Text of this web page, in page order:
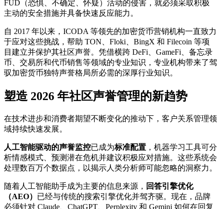
FUD（恐惧、不确定、怀疑）活动的侵害，就必须采取积极
主动的安全措施并具备快速反应能力。
自 2017 年以来，ICODA 等领先的加密货币营销机构一直致力
于应对这些挑战，帮助 TON、Floki、BingX 和 Filecoin 等项
目建立并保护其社区声誉。凭借横跨 DeFi、GameFi、备忘录
币、交易所和代币销售等领域的专业知识，专业机构带来了驾
驭加密货币独特声誉格局所必需的深厚行业知识。
塑造 2026 年社区声誉管理的新趋势
在技术进步和消费者期望不断变化的推动下，客户关系管理领
域持续快速发展。
人工智能驱动的声誉监控已成为标准配置 ，机器学习工具可分
析情感模式、预测潜在危机并建议积极应对措施。这些系统会
处理数百万个数据点，以揭示人类分析师可能忽略的洞察力。
随着人工智能助手成为主要的信息来源， 回答引擎优化
（AEO） 已经与传统的搜索引擎优化并驾齐驱。现在，品牌
必须针对 Claude、ChatGPT、Perplexity 和 Gemini 如何在回复